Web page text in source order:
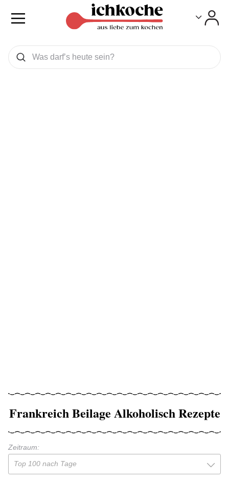
Was wollen Sie suchen
Suchen
Frankreich Beilage Alkoholisch Rezepte
Zeitraum:
Top 100 nach Tage